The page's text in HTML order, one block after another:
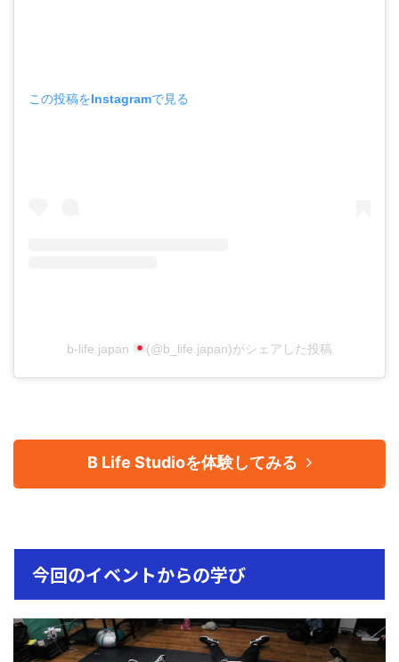
この投稿をInstagramで見る
b-life.japan (@b_life.japan)がシェアした投稿
B Life Studioを体験してみる
今回のイベントからの学び